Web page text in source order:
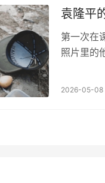
袁隆平
第一次在
照片里的
2026-05-08